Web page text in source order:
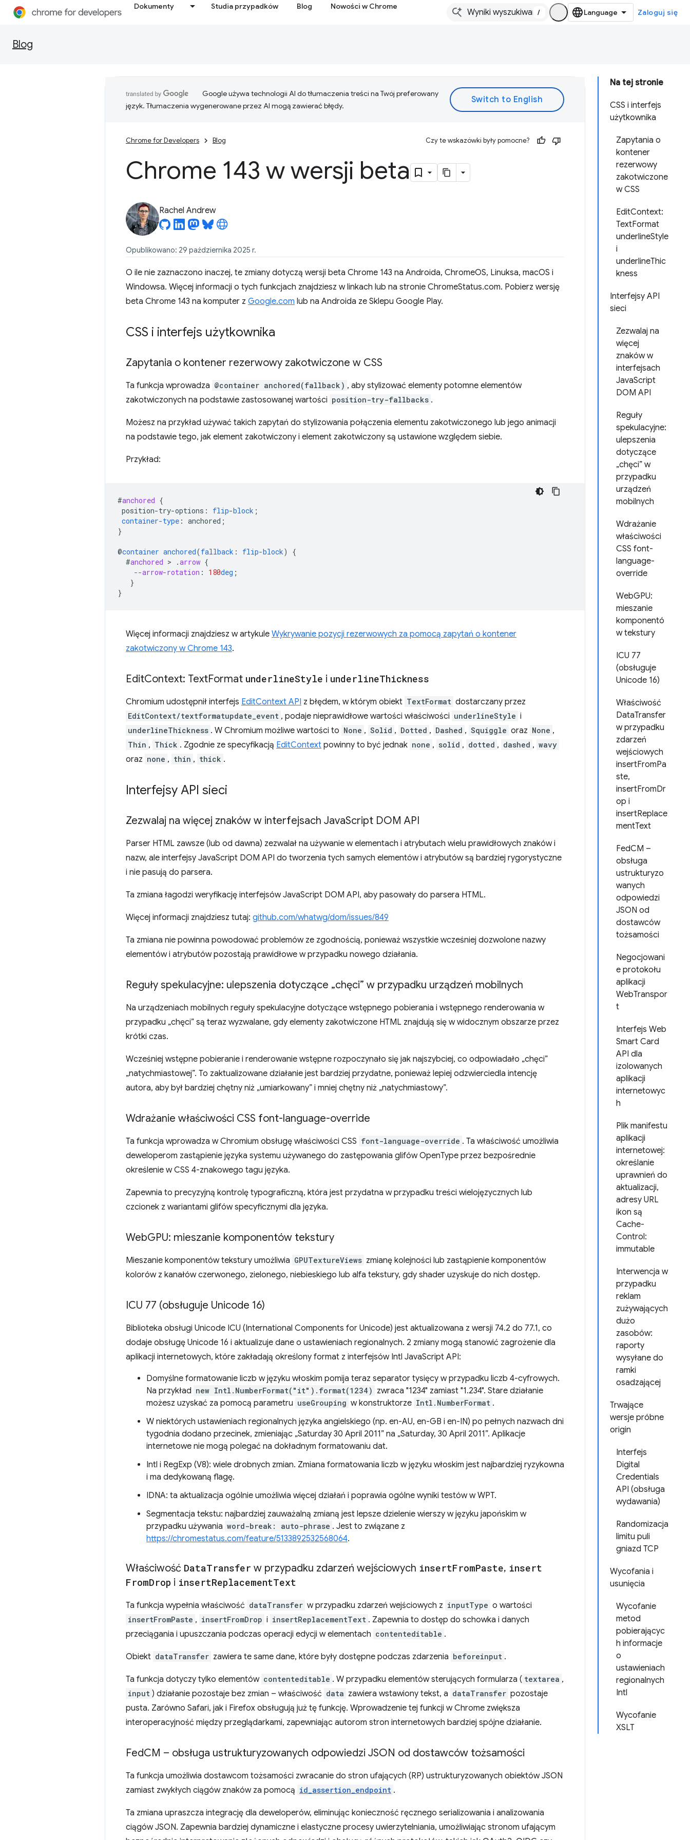
Dokumenty Studia przypadków Blog Nowości w Chrome
/ Zaloguj się
Blog
Na tej stronie
CSS i interfejs
użytkownika
Zapytania o
kontener
rezerwowy
zakotwiczone
w CSS
EditContext:
TextFormat
underlineStyle
i
underlineThic
kness
Interfejsy API
sieci
Zezwalaj na
więcej
znaków w
interfejsach
JavaScript
DOM API
Reguły
spekulacyjne:
ulepszenia
dotyczące
„chęci” w
przypadku
urządzeń
mobilnych
Wdrażanie
właściwości
CSS font-
language-
override
WebGPU:
mieszanie
komponentó
w tekstury
ICU 77
(obsługuje
Unicode 16)
Właściwość
DataTransfer
w przypadku
zdarzeń
wejściowych
insertFromPa
ste,
insertFromDr
op i
insertReplace
mentText
FedCM –
obsługa
ustrukturyzo
wanych
odpowiedzi
JSON od
dostawców
tożsamości
Negocjowani
e protokołu
aplikacji
WebTranspor
t
Interfejs Web
Smart Card
API dla
izolowanych
aplikacji
internetowyc
h
Plik manifestu
aplikacji
internetowej:
określanie
uprawnień do
aktualizacji,
adresy URL
ikon są
Cache-
Control:
immutable
Interwencja w
przypadku
reklam
zużywających
dużo
zasobów:
raporty
wysyłane do
ramki
osadzającej
Trwające
wersje próbne
origin
Interfejs
Digital
Credentials
API (obsługa
wydawania)
Randomizacja
limitu puli
gniazd TCP
Wycofania i
usunięcia
Wycofanie
metod
pobierającyc
h informacje
o
ustawieniach
regionalnych
Intl
Wycofanie
XSLT
Google używa technologii AI do tłumaczenia treści na Twój preferowany
język. Tłumaczenia wygenerowane przez AI mogą zawierać błędy.
Chrome for Developers Blog Czy te wskazówki były pomocne?
Chrome 143 w wersji beta
Rachel Andrew
Opublikowano: 29 października 2025 r.
O ile nie zaznaczono inaczej, te zmiany dotyczą wersji beta Chrome 143 na Androida, ChromeOS, Linuksa, macOS i
Windowsa. Więcej informacji o tych funkcjach znajdziesz w linkach lub na stronie ChromeStatus.com. Pobierz wersję
beta Chrome 143 na komputer z Google.com lub na Androida ze Sklepu Google Play.
CSS i interfejs użytkownika
Zapytania o kontener rezerwowy zakotwiczone w CSS
Ta funkcja wprowadza @container anchored(fallback) , aby stylizować elementy potomne elementów
zakotwiczonych na podstawie zastosowanej wartości position-try-fallbacks .
Możesz na przykład używać takich zapytań do stylizowania połączenia elementu zakotwiczonego lub jego animacji
na podstawie tego, jak element zakotwiczony i element zakotwiczony są ustawione względem siebie.
Przykład:
#anchored {
position-try-options : flip-block ;
container-type : anchored ;
}
@container anchored(fallback : flip-block)
{
#anchored > .arrow {
--arrow-rotation : 180deg ;
}
}
Więcej informacji znajdziesz w artykule Wykrywanie pozycji rezerwowych za pomocą zapytań o kontener
zakotwiczony w Chrome 143.
EditContext: TextFormat underlineStyle i underlineThickness
Chromium udostępnił interfejs EditContext API z błędem, w którym obiekt TextFormat dostarczany przez
EditContext/textformatupdate_event , podaje nieprawidłowe wartości właściwości underlineStyle i
underlineThickness . W Chromium możliwe wartości to None , Solid , Dotted , Dashed , Squiggle oraz None ,
Thin , Thick . Zgodnie ze specyfikacją EditContext powinny to być jednak none , solid , dotted , dashed , wavy
oraz none , thin , thick .
Interfejsy API sieci
Zezwalaj na więcej znaków w interfejsach JavaScript DOM API
Parser HTML zawsze (lub od dawna) zezwalał na używanie w elementach i atrybutach wielu prawidłowych znaków i
nazw, ale interfejsy JavaScript DOM API do tworzenia tych samych elementów i atrybutów są bardziej rygorystyczne
i nie pasują do parsera.
Ta zmiana łagodzi weryfikację interfejsów JavaScript DOM API, aby pasowały do parsera HTML.
Więcej informacji znajdziesz tutaj: github.com/whatwg/dom/issues/849
Ta zmiana nie powinna powodować problemów ze zgodnością, ponieważ wszystkie wcześniej dozwolone nazwy
elementów i atrybutów pozostają prawidłowe w przypadku nowego działania.
Reguły spekulacyjne: ulepszenia dotyczące „chęci” w przypadku urządzeń mobilnych
Na urządzeniach mobilnych reguły spekulacyjne dotyczące wstępnego pobierania i wstępnego renderowania w
przypadku „chęci” są teraz wyzwalane, gdy elementy zakotwiczone HTML znajdują się w widocznym obszarze przez
krótki czas.
Wcześniej wstępne pobieranie i renderowanie wstępne rozpoczynało się jak najszybciej, co odpowiadało „chęci”
„natychmiastowej”. To zaktualizowane działanie jest bardziej przydatne, ponieważ lepiej odzwierciedla intencję
autora, aby był bardziej chętny niż „umiarkowany” i mniej chętny niż „natychmiastowy”.
Wdrażanie właściwości CSS font-language-override
Ta funkcja wprowadza w Chromium obsługę właściwości CSS font-language-override . Ta właściwość umożliwia
deweloperom zastąpienie języka systemu używanego do zastępowania glifów OpenType przez bezpośrednie
określenie w CSS 4-znakowego tagu języka.
Zapewnia to precyzyjną kontrolę typograficzną, która jest przydatna w przypadku treści wielojęzycznych lub
czcionek z wariantami glifów specyficznymi dla języka.
WebGPU: mieszanie komponentów tekstury
Mieszanie komponentów tekstury umożliwia GPUTextureViews zmianę kolejności lub zastąpienie komponentów
kolorów z kanałów czerwonego, zielonego, niebieskiego lub alfa tekstury, gdy shader uzyskuje do nich dostęp.
ICU 77 (obsługuje Unicode 16)
Biblioteka obsługi Unicode ICU (International Components for Unicode) jest aktualizowana z wersji 74.2 do 77.1, co
dodaje obsługę Unicode 16 i aktualizuje dane o ustawieniach regionalnych. 2 zmiany mogą stanowić zagrożenie dla
aplikacji internetowych, które zakładają określony format z interfejsów Intl JavaScript API:
Domyślne formatowanie liczb w języku włoskim pomija teraz separator tysięcy w przypadku liczb 4-cyfrowych.
Na przykład new Intl.NumberFormat("it").format(1234) zwraca "1234" zamiast "1.234". Stare działanie
możesz uzyskać za pomocą parametru useGrouping w konstruktorze Intl.NumberFormat .
W niektórych ustawieniach regionalnych języka angielskiego (np. en-AU, en-GB i en-IN) po pełnych nazwach dni
tygodnia dodano przecinek, zmieniając „Saturday 30 April 2011” na „Saturday, 30 April 2011”. Aplikacje
internetowe nie mogą polegać na dokładnym formatowaniu dat.
Intl i RegExp (V8): wiele drobnych zmian. Zmiana formatowania liczb w języku włoskim jest najbardziej ryzykowna
i ma dedykowaną flagę.
IDNA: ta aktualizacja ogólnie umożliwia więcej działań i poprawia ogólne wyniki testów w WPT.
Segmentacja tekstu: najbardziej zauważalną zmianą jest lepsze dzielenie wierszy w języku japońskim w
przypadku używania word-break: auto-phrase . Jest to związane z
https://chromestatus.com/feature/5133892532568064.
Właściwość DataTransfer w przypadku zdarzeń wejściowych insertFromPaste, insert
FromDrop i insertReplacementText
Ta funkcja wypełnia właściwość dataTransfer w przypadku zdarzeń wejściowych z inputType o wartości
insertFromPaste , insertFromDrop i insertReplacementText . Zapewnia to dostęp do schowka i danych
przeciągania i upuszczania podczas operacji edycji w elementach contenteditable .
Obiekt dataTransfer zawiera te same dane, które były dostępne podczas zdarzenia beforeinput .
Ta funkcja dotyczy tylko elementów contenteditable . W przypadku elementów sterujących formularza ( textarea ,
input ) działanie pozostaje bez zmian – właściwość data zawiera wstawiony tekst, a dataTransfer pozostaje
pusta. Zarówno Safari, jak i Firefox obsługują już tę funkcję. Wprowadzenie tej funkcji w Chrome zwiększa
interoperacyjność między przeglądarkami, zapewniając autorom stron internetowych bardziej spójne działanie.
FedCM – obsługa ustrukturyzowanych odpowiedzi JSON od dostawców tożsamości
Ta funkcja umożliwia dostawcom tożsamości zwracanie do stron ufających (RP) ustrukturyzowanych obiektów JSON
zamiast zwykłych ciągów znaków za pomocą id_assertion_endpoint .
Ta zmiana upraszcza integrację dla deweloperów, eliminując konieczność ręcznego serializowania i analizowania
ciągów JSON. Zapewnia bardziej dynamiczne i elastyczne procesy uwierzytelniania, umożliwiając stronom ufającym